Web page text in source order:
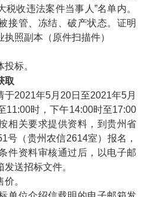
税收违法案件当事人”名单内。
接管、冻结、破产状态。证明
照副本（原件扫描件）
标。
取
2021年5月20日至2021年5月
11:00时，下午14:00时至17:00
相关要求提供资料，到贵州省
号（贵州农信2614室）报名，
件资料审核通过后，以电子邮
送招标文件。
。